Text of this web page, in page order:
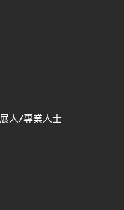
人/專業人士